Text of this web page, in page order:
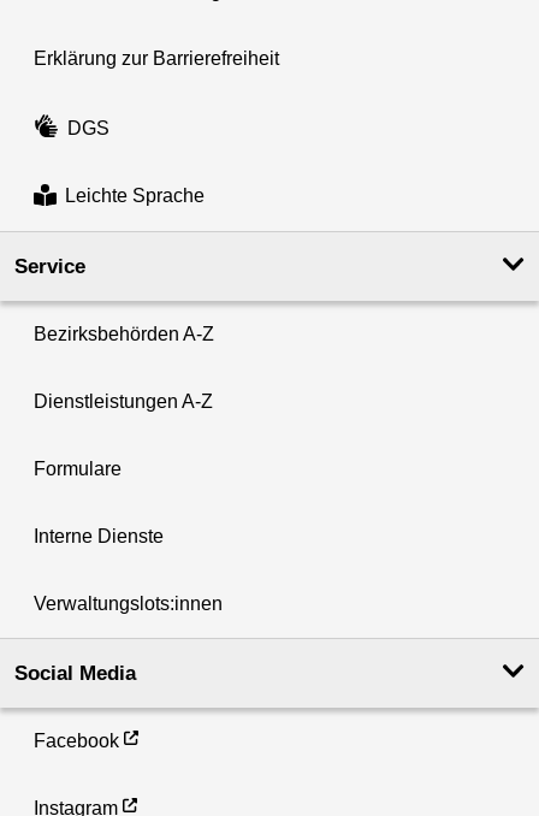
Erklärung zur Barrierefreiheit
DGS
Leichte Sprache
Service
Bezirksbehörden A-Z
Dienstleistungen A-Z
Formulare
Interne Dienste
Verwaltungslots:innen
Social Media
Facebook
Instagram